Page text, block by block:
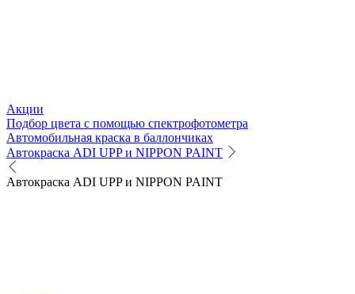
Акции
Подбор цвета с помощью спектрофотометра
Автомобильная краска в баллончиках
Автокраска ADI UPP и NIPPON PAINT
Автокраска ADI UPP и NIPPON PAINT